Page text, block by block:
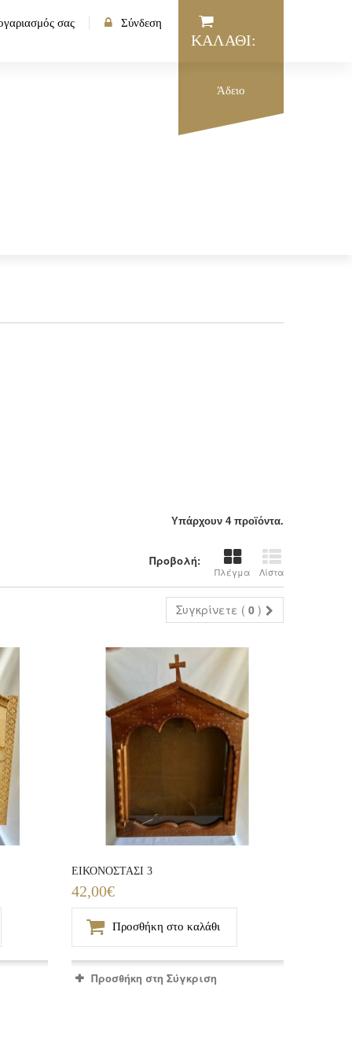
ΚΑΛΆΘΙ:
Άδειο
Σύνδεση
σας
Υπάρχουν 4 προϊόντα.
Προβολή:
Πλέγμα Λίστα
Συγκρίνετε ( 0 )
ΕΙΚΟΝΟΣΤΑΣΙ 3
42,00€
Προσθήκη στο καλάθι
Προσθήκη στη Σύγκριση